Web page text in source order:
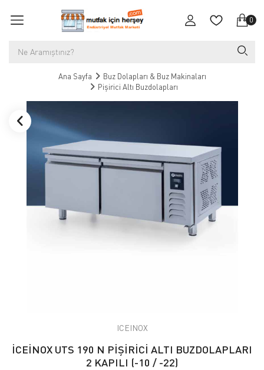
0
Ana Sayfa
Buz Dolapları & Buz Makinaları
Pişirici Altı Buzdolapları
ICEINOX
İCEİNOX UTS 190 N PİŞİRİCİ ALTI BUZDOLAPLARI
2 KAPILI (-10 / -22)